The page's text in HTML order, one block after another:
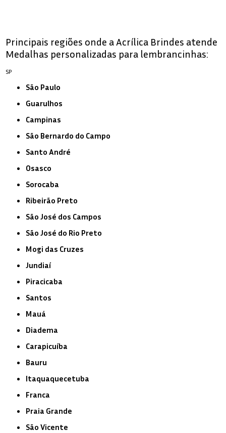
Principais regiões onde a Acrílica Brindes atende
Medalhas personalizadas para lembrancinhas:
SP
São Paulo
Guarulhos
Campinas
São Bernardo do Campo
Santo André
Osasco
Sorocaba
Ribeirão Preto
São José dos Campos
São José do Rio Preto
Mogi das Cruzes
Jundiaí
Piracicaba
Santos
Mauá
Diadema
Carapicuíba
Bauru
Itaquaquecetuba
Franca
Praia Grande
São Vicente